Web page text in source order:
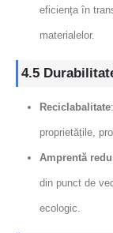
eficiența în
materialelor.
4.5
Reciclabalitate
proprietățile,
Amprentă
din punct de
ecologic.